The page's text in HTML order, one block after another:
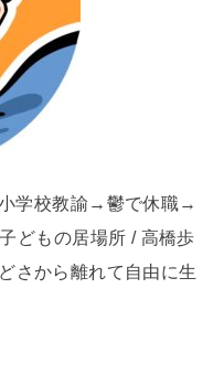
学校教諭→鬱で休職→
どもの居場所 / 高橋歩
さから離れて自由に生